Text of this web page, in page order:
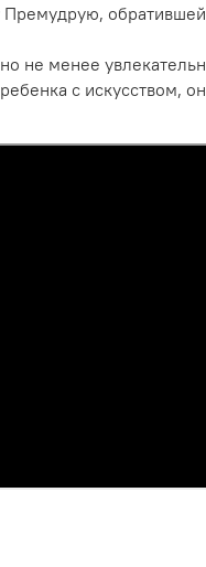
не менее
с искусством,